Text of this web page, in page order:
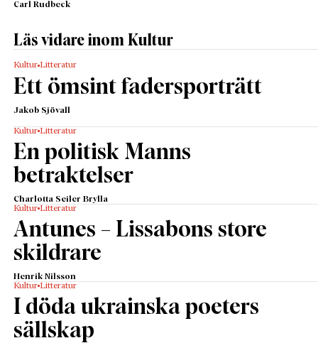
Carl Rudbeck
Läs vidare inom Kultur
Kultur Litteratur
Ett ömsint fadersporträtt
Jakob Sjövall
Kultur Litteratur
En politisk Manns
betraktelser
Charlotta Seiler Brylla
Kultur Litteratur
Antunes – Lissabons store
skildrare
Henrik Nilsson
Kultur Litteratur
I döda ukrainska poeters
sällskap